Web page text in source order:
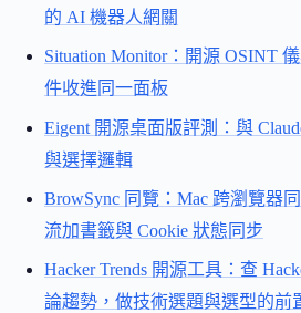
的 AI 機器人網關
Situation Monitor：開源 OSINT
件收進同一面板
Eigent 開源桌面版評測：與
與選擇邏輯
BrowSync 同覽：Mac 跨瀏覽器
流加書籤與 Cookie 狀態同步
Hacker Trends 開源工具：查
論趨勢，做技術選題與選型的前